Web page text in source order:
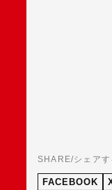
SHARE/シェアす
FACEBOOK